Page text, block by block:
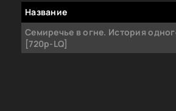
Название
Семиречье в огне. История
[720p-LQ]